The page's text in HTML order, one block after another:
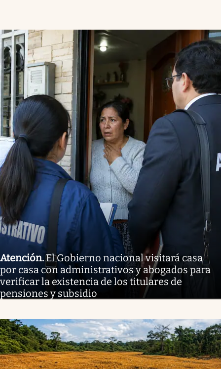
Atención.El Gobierno nacional visitará casa
por casa con administrativos y abogados para
verificar la existencia de los titulares de
pensiones y subsidio